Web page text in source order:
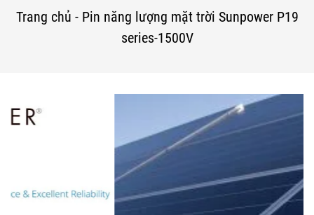
Trang chủ - Pin năng lượng mặt trời Sunpower P19
series-1500V